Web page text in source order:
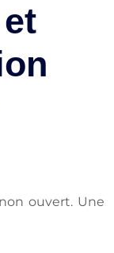
ouvert. Une